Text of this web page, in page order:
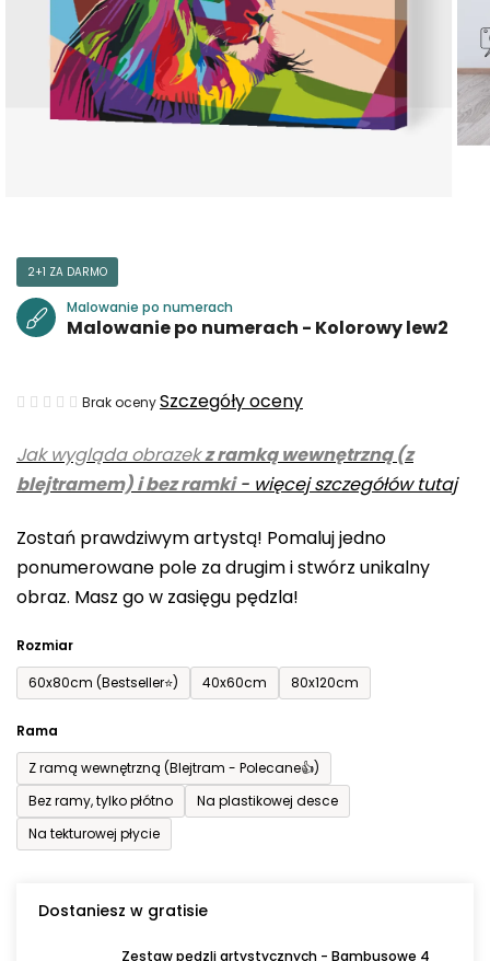
Jak wygląda obrazekz ramką wewnętrzną (z
blejtramem) i bez ramki- więcej szczegółów tutaj
Zostań prawdziwym artystą! Pomaluj jedno
ponumerowane pole za drugim i stwórz unikalny
obraz. Masz go w zasięgu pędzla!
Rozmiar
60x80cm (Bestseller⭐)
40x60cm 80x120cm
Rama
Z ramą wewnętrzną (Blejtram - Polecane👍)
Bez ramy, tylko płótno
Na plastikowej desce
Na tekturowej płycie
Dostaniesz w gratisie
Zestaw pędzli artystycznych - Bambusowe 4
2+1 ZA DARMO
Malowanie po numerach
Malowanie po numerach - Kolorowy lew2
Średnia
produktu
wynosi
na
5
gwiazdek.
Brak ocenySzczegóły oceny